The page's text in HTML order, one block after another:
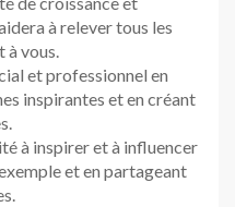
à relever tous les
à vous.
et professionnel en
inspirantes et en créant
à inspirer et à influencer
et en partageant